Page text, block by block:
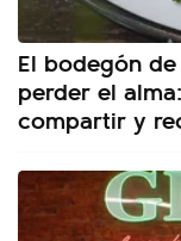
El bodegón
perder el
compartir y